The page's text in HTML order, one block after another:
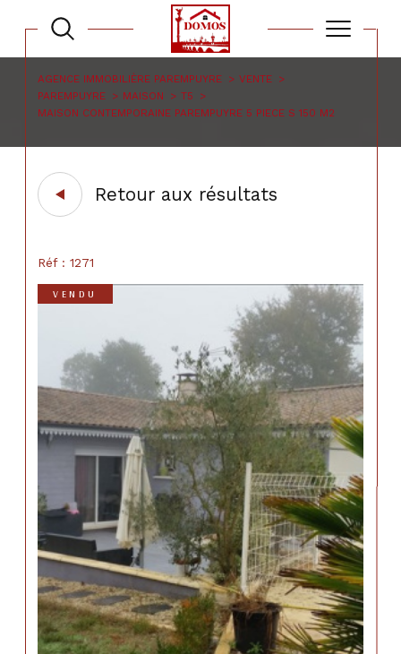
AGENCE IMMOBILIÈRE PAREMPUYRE
VENTE
PAREMPUYRE
MAISON
T5
MAISON CONTEMPORAINE PAREMPUYRE 5 PIECE S 150 M2
Retour aux résultats
Réf : 1271
VENDU